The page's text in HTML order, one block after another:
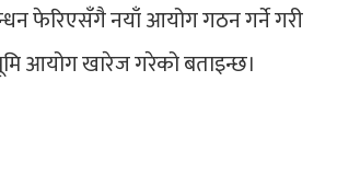
फेरिएसँगै नयाँ आयोग गठन गर्ने गरी
आयोग खारेज गरेको बताइन्छ।